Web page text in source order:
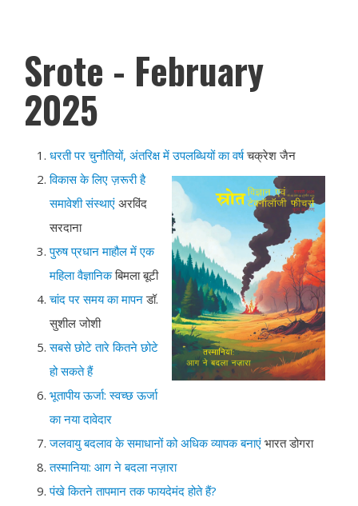
Srote - February
2025
धरती पर चुनौतियों, अंतरिक्ष में उपलब्धियों का वर्षचक्रेश जैन
विकास के लिए ज़रूरी है
समावेशी संस्थाएं अरविंद
सरदाना
पुरुष प्रधान माहौल में एक
महिला वैज्ञानिकबिमला बूटी
चांद पर समय का मापनडॉ.
सुशील जोशी
सबसे छोटे तारे कितने छोटे
हो सकते हैं
भूतापीय ऊर्जा: स्वच्छ ऊर्जा
का नया दावेदार
जलवायु बदलाव के समाधानों को अधिक व्यापक बनाएं भारत डोगरा
तस्मानिया: आग ने बदला नज़ारा
पंखे कितने तापमान तक फायदेमंद होते हैं?